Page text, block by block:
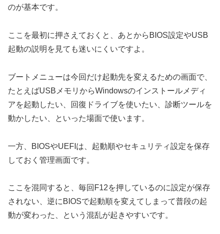
のが基本です。
ここを最初に押さえておくと、あとからBIOS設定やUSB
起動の説明を見ても迷いにくいですよ。
ブートメニューは今回だけ起動先を変えるための画面で、
たとえばUSBメモリからWindowsのインストールメディ
アを起動したい、回復ドライブを使いたい、診断ツールを
動かしたい、といった場面で使います。
一方、BIOSやUEFIは、起動順やセキュリティ設定を保存
しておく管理画面です。
ここを混同すると、毎回F12を押しているのに設定が保存
されない、逆にBIOSで起動順を変えてしまって普段の起
動が変わった、という混乱が起きやすいです。